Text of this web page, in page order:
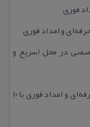
فوری
و امداد فوری
در محل (سریع و
تعمیرگاه تخصصی كوییك در مشهد | عیب‌یابی حرفه‌ای و امداد فوری با ۱۰